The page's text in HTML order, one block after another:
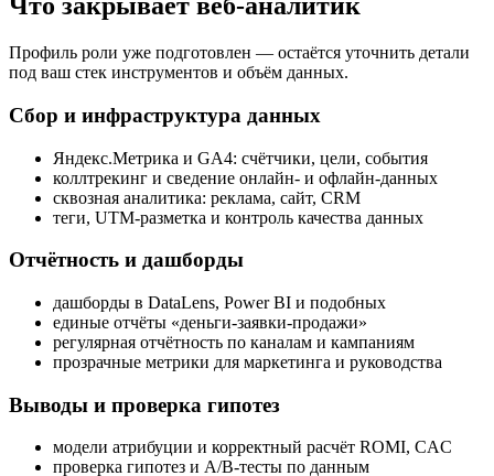
Профиль роли уже подготовлен — остаётся уточнить детали
под ваш стек инструментов и объём данных.
Сбор и инфраструктура данных
Яндекс.Метрика и GA4: счётчики, цели, события
коллтрекинг и сведение онлайн- и офлайн-данных
сквозная аналитика: реклама, сайт, CRM
теги, UTM-разметка и контроль качества данных
Отчётность и дашборды
дашборды в DataLens, Power BI и подобных
единые отчёты «деньги-заявки-продажи»
регулярная отчётность по каналам и кампаниям
прозрачные метрики для маркетинга и руководства
Выводы и проверка гипотез
модели атрибуции и корректный расчёт ROMI, CAC
проверка гипотез и A/B-тесты по данным